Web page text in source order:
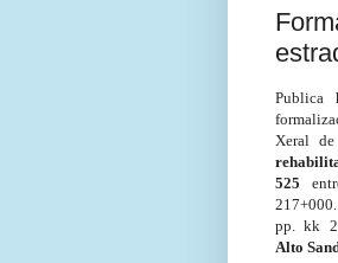
Publica
Xeral
525
pp. kk
Alto